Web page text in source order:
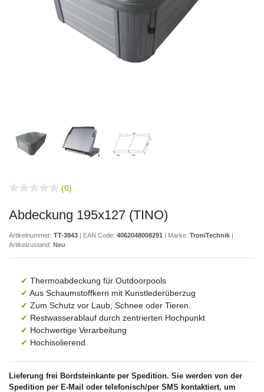
(0)
Abdeckung 195x127 (TINO)
Artikelnummer: TT-3943 | EAN Code: 4062048008291 | Marke: TroniTechnik |
Artikelzustand: Neu
✔ Thermoabdeckung für Outdoorpools
✔ Aus Schaumstoffkern mit Kunstlederüberzug
✔ Zum Schutz vor Laub, Schnee oder Tieren.
✔ Restwasserablauf durch zentrierten Hochpunkt
✔ Hochwertige Verarbeitung
✔ Hochisolierend
Lieferung frei Bordsteinkante per Spedition. Sie werden von der
Spedition per E-Mail oder telefonisch/per SMS kontaktiert, um